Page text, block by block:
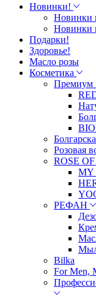
Новинки!
Новинки
Новинки
Подарки!
Здоровье!
Масло розы
Косметика
Премиум
Розовая
ROSE
MY
РЕФАН
Bilka
For Men,